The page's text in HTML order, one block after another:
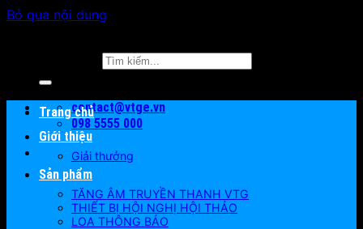
Bỏ qua nội dung
contact@vtge.vn
098 5555 000
Trang chủ
Giới thiệu
Giải thưởng
Sản phẩm
TĂNG ÂM TRUYỀN THANH VTG
THIẾT BỊ HỘI NGHỊ HỘI THẢO
LOA THÔNG BÁO